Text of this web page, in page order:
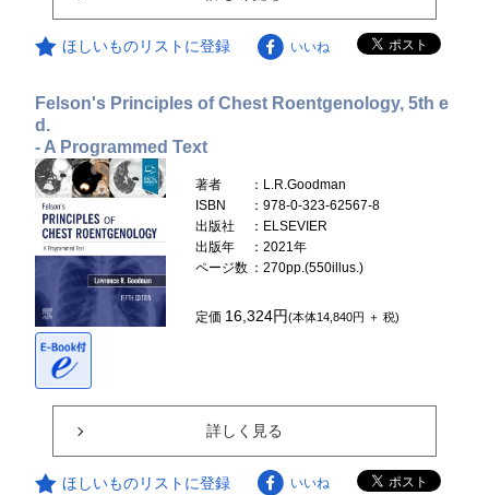
ほしいものリストに登録 いいね
Felson's Principles of Chest Roentgenology, 5th e
d.
- A Programmed Text
著者
：L.R.Goodman
ISBN
：978-0-323-62567-8
出版社
：ELSEVIER
出版年
：2021年
ページ数 ：270pp.(550illus.)
定価 16,324円(本体14,840円 ＋ 税)
詳しく見る
ほしいものリストに登録 いいね